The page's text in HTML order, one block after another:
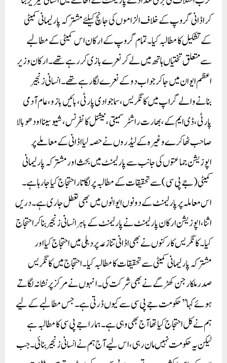
کر اڈانی گروپ کے خلاف الزاموں کی جانچ کیلئے مشترکہ پارلیمانی کمیٹی
کے تشکیل کا مطالبہ کیا۔تمام گروپ کے ارکان اس کمیٹی کے مطالبے
سے متعلق تختیاں ہاتھ میں لے کر نعرے بازی کر رہے تھے ۔ارکان وزیر
اعظم ایوان میں جاکر جواب دو کے نعرے لگا رہے تھے ۔انسانی زنجیر
بنانے والے گراپ میں کانگریس، سماجوادی پارٹی،بائیں بازو،عام آدمی
پارٹی، ڈی ایم کے ، بھارت راشٹر سمیتی،نیشنل کانفرنس،شیوسینااودھو بالا
صاحب ٹھاکرے وغیرہ کے لیڈروں نے حصہ لیااڈانی کے معاملے پر
اپوزیشن جماعتوں کی جانب سے پارلیمنٹ میں بحث اور مشترکہ پارلیمانی
کمیٹی (جے پی سی) سے تحقیقات کے مطالبہ پر لگاتار احتجاج کیا جا رہا ہے۔
اس معاملہ پر پارلیمنٹ کے دونوں ایوانوں میں بھی تعطل جاری ہے۔ دریں
اثنا، اپوزیشن ارکان پارلیمنٹ نے پارلیمنٹ کے باہر انسانی زنجیر بنا کر احتجاج
کیا۔ کانگریس کارکنوں نے بھی اڈانی تنازعہ پر دہلی میں احتجاج کیا اور
مشترکہ پارلیمانی کمیٹی سے تحقیقات کا مطالبہ کیا۔احتجاج میں کانگریس
صدر ملکارجن کھڑگے نے بھی شرکت کی۔ انہوں نے مرکز پر نشانہ لگاتے
ہوئے کہا ’’حکومت جے پی سی سے کیوں ڈرتی ہے۔ جس مطالبے کے لیے
ہم نے کل احتجاج کیا تھا آج بھی وہی ہے۔ ہمارا جے پی سی کا مطالبہ ہے
لیکن یہ حکومت نہیں مان رہی، اس لیے آج ہم نے انسانی زنجیر بنائی۔ جب